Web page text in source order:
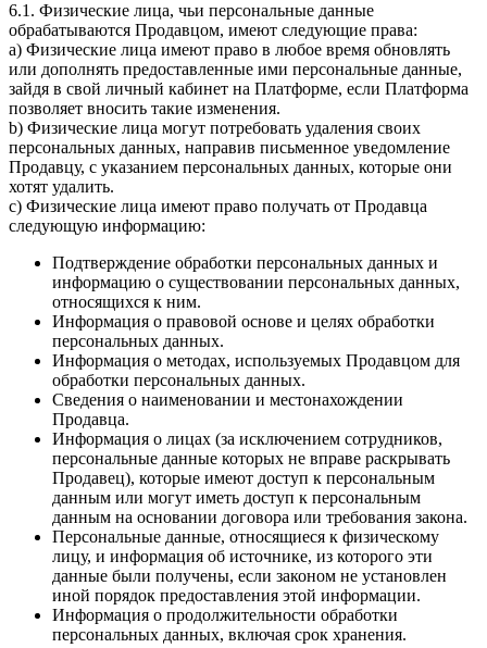
6.1. Физические лица, чьи персональные данные
обрабатываются Продавцом, имеют следующие права:
a) Физические лица имеют право в любое время обновлять
или дополнять предоставленные ими персональные данные,
зайдя в свой личный кабинет на Платформе, если Платформа
позволяет вносить такие изменения.
b) Физические лица могут потребовать удаления своих
персональных данных, направив письменное уведомление
Продавцу, с указанием персональных данных, которые они
хотят удалить.
c) Физические лица имеют право получать от Продавца
следующую информацию:
Подтверждение обработки персональных данных и
информацию о существовании персональных данных,
относящихся к ним.
Информация о правовой основе и целях обработки
персональных данных.
Информация о методах, используемых Продавцом для
обработки персональных данных.
Сведения о наименовании и местонахождении
Продавца.
Информация о лицах (за исключением сотрудников,
персональные данные которых не вправе раскрывать
Продавец), которые имеют доступ к персональным
данным или могут иметь доступ к персональным
данным на основании договора или требования закона.
Персональные данные, относящиеся к физическому
лицу, и информация об источнике, из которого эти
данные были получены, если законом не установлен
иной порядок предоставления этой информации.
Информация о продолжительности обработки
персональных данных, включая срок хранения.